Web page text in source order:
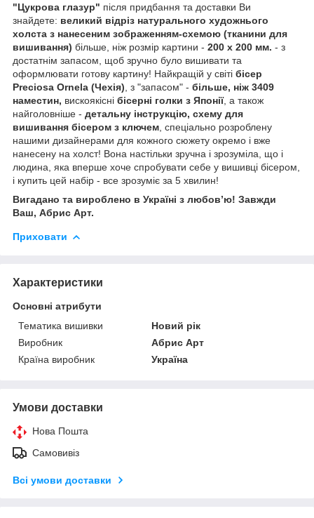
"Цукрова глазур" після придбання та доставки Ви
знайдете: великий відріз натурального художнього
холста з нанесеним зображенням-схемою (тканини для
вишивання) більше, ніж розмір картини - 200 х 200 мм. - з
достатнім запасом, щоб зручно було вишивати та
оформлювати готову картину! Найкращій у світі бісер
Preciosa Ornela (Чехія) , з "запасом" - більше, ніж 3409
наместин, вискоякісні бісерні голки з Японії, а також
найголовніше - детальну інструкцію, схему для
вишивання бісером з ключем , спеціально розроблену
нашими дизайнерами для кожного сюжету окремо і вже
нанесену на холст! Вона настільки зручна і зрозуміла, що і
людина, яка вперше хоче спробувати себе у вишивці бісером,
і купить цей набір - все зрозуміє за 5 хвилин!
Вигадано та вироблено в Україні з любов’ю! Завжди
Ваш, Абрис Арт.
Приховати
Характеристики
Основні атрибути
Тематика вишивки
Новий рік
Виробник
Абрис Арт
Країна виробник
Україна
Умови доставки
Нова Пошта
Самовивіз
Всі умови доставки